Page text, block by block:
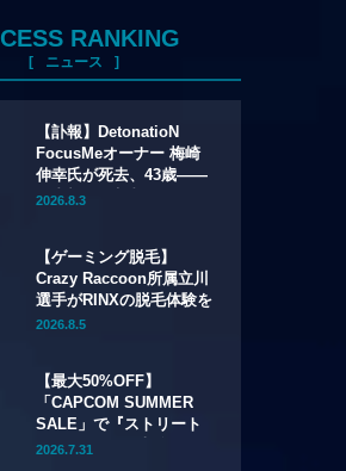
RANKING
ニュース
【訃報】DetonatioN
FocusMeオーナー 梅崎
伸幸氏が死去、43歳——
国内初の給与制eスポーツ
2026.8.3
【ゲーミング脱毛】
Crazy Raccoon所属立川
選手がRINXの脱毛体験を
語る——インタビュー記
2026.8.5
【最大50%OFF】
「CAPCOM SUMMER
SALE」で『ストリート
ファイター6』本編が
2026.7.31